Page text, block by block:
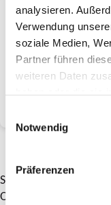
analysieren.
Verwendung
soziale Medien,
Partner führen
weiteren Daten
Notwendig
Präferenzen
Abo
Du kannst ganz
das
Fülle einfach den
Selbstverständlich
Ort